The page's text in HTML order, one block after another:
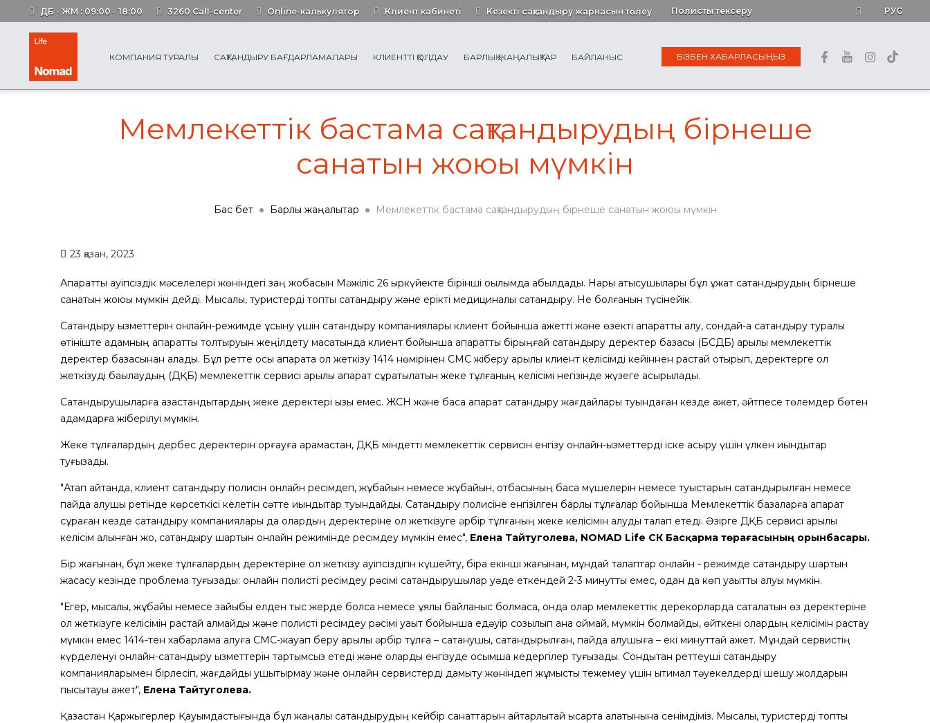
ДБ - ЖМ : 09:00 - 18:00 3260 Call-center Online-калькулятор Клиент кабинеті Кезекті сақтандыру жарнасын төлеу Полисты тексеру РУС
КОМПАНИЯ ТУРАЛЫ САҚТАНДЫРУ БАҒДАРЛАМАЛАРЫ КЛИЕНТТІ ҚОЛДАУ БАРЛЫҚ ЖАҢАЛЫҚТАР БАЙЛАНЫС БІЗБЕН ХАБАРЛАСЫҢЫЗ
Мемлекеттік бастама сақтандырудың бірнеше
санатын жоюы мүмкін
Бас бет Барлық жаңалықтар Мемлекеттік бастама сақтандырудың бірнеше санатын жоюы мүмкін
23 қазан, 2023
Ақпараттық қауіпсіздік мәселелері жөніндегі заң жобасын Мәжіліс 26 қыркүйекте бірінші оқылымда қабылдады. Нарық қатысушылары бұл құжат сақтандырудың бірнеше
санатын жоюы мүмкін дейді. Мысалы, туристерді топтық сақтандыру және ерікті медициналық сақтандыру. Не болғанын түсінейік.
Сақтандыру қызметтерін онлайн-режимде ұсыну үшін сақтандыру компаниялары клиент бойынша қажетті және өзекті ақпаратты алу, сондай-ақ сақтандыру туралы
өтініште адамның ақпаратты толтыруын жеңілдету мақсатында клиент бойынша ақпаратты бірыңғай сақтандыру деректер базасы (БСДБ) арқылы мемлекеттік
деректер базасынан алады. Бұл ретте осы ақпаратқа қол жеткізу 1414 нөмірінен СМС жіберу арқылы клиент келісімді кейіннен растай отырып, деректерге қол
жеткізуді бақылаудың (ДҚБ) мемлекеттік сервисі арқылы ақпарат сұратылатын жеке тұлғаның келісімі негізінде жүзеге асырылады.
Сақтандырушыларға қазақстандықтардың жеке деректері қызық емес. ЖСН және басқа ақпарат сақтандыру жағдайлары туындаған кезде қажет, әйтпесе төлемдер бөтен
адамдарға жіберілуі мүмкін.
Жеке тұлғалардың дербес деректерін қорғауға қарамастан, ДҚБ міндетті мемлекеттік сервисін енгізу онлайн-қызметтерді іске асыру үшін үлкен қиындықтар
туғызады.
"Атап айтқанда, клиент сақтандыру полисін онлайн ресімдеп, жұбайын немесе жұбайын, отбасының басқа мүшелерін немесе туыстарын сақтандырылған немесе
пайда алушы ретінде көрсеткісі келетін сәтте қиындықтар туындайды. Сақтандыру полисіне енгізілген барлық тұлғалар бойынша Мемлекеттік базаларға ақпарат
сұраған кезде сақтандыру компаниялары да олардың деректеріне қол жеткізуге әрбір тұлғаның жеке келісімін алуды талап етеді. Әзірге ДҚБ сервисі арқылы
келісім алынған жоқ, сақтандыру шартын онлайн режимінде ресімдеу мүмкін емес", Елена Тайтуголева, NOMAD Life ӨСК Басқарма төрағасының орынбасары.
Бір жағынан, бұл жеке тұлғалардың деректеріне қол жеткізу қауіпсіздігін күшейту, бірақ екінші жағынан, мұндай талаптар онлайн - режимде сақтандыру шартын
жасасу кезінде проблема туғызады: онлайн полисті ресімдеу рәсімі сақтандырушылар уәде еткендей 2-3 минутты емес, одан да көп уақытты алуы мүмкін.
"Егер, мысалы, жұбайы немесе зайыбы елден тыс жерде болса немесе ұялы байланыс болмаса, онда олар мемлекеттік дерекқорларда сақталатын өз деректеріне
қол жеткізуге келісімін растай алмайды және полисті ресімдеу рәсімі уақыт бойынша едәуір созылып қана қоймай, мүмкін болмайды, өйткені олардың келісімін растау
мүмкін емес 1414-тен хабарлама алуға СМС-жауап беру арқылы әрбір тұлға – сақтанушы, сақтандырылған, пайда алушыға – екі минуттай қажет. Мұндай сервистің
күрделенуі онлайн-сақтандыру қызметтерін тартымсыз етеді және оларды енгізуде қосымша кедергілер туғызады. Сондықтан реттеуші сақтандыру
компанияларымен бірлесіп, жағдайды ушықтырмау және онлайн сервистерді дамыту жөніндегі жұмысты тежемеу үшін ықтимал тәуекелдерді шешу жолдарын
пысықтауы қажет", Елена Тайтуголева.
Қазақстан Қаржыгерлер Қауымдастығында бұл жаңалық сақтандырудың кейбір санаттарын айтарлықтай қысқарта алатынына сенімдіміз. Мысалы, туристерді топтық